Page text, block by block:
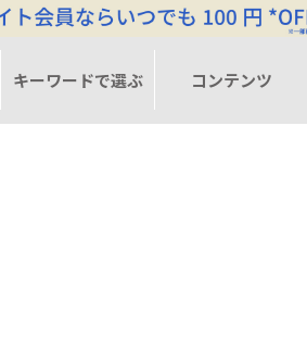
キーワードで選ぶ コンテンツ